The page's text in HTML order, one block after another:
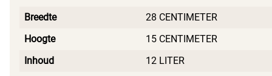
Breedte
28 CENTIMETER
Hoogte
15 CENTIMETER
Inhoud
12 LITER